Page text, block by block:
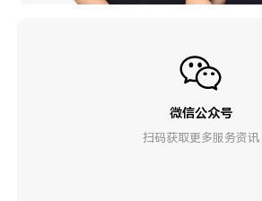
微信公众号
扫码获取更多服务资讯